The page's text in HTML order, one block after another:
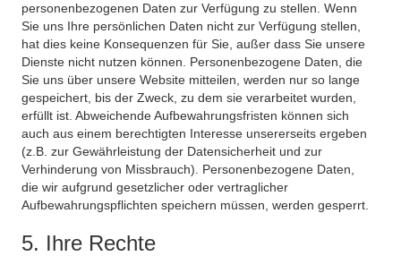
personenbezogenen Daten zur Verfügung zu stellen. Wenn
Sie uns Ihre persönlichen Daten nicht zur Verfügung stellen,
hat dies keine Konsequenzen für Sie, außer dass Sie unsere
Dienste nicht nutzen können. Personenbezogene Daten, die
Sie uns über unsere Website mitteilen, werden nur so lange
gespeichert, bis der Zweck, zu dem sie verarbeitet wurden,
erfüllt ist. Abweichende Aufbewahrungsfristen können sich
auch aus einem berechtigten Interesse unsererseits ergeben
(z.B. zur Gewährleistung der Datensicherheit und zur
Verhinderung von Missbrauch). Personenbezogene Daten,
die wir aufgrund gesetzlicher oder vertraglicher
Aufbewahrungspflichten speichern müssen, werden gesperrt.
5. Ihre Rechte